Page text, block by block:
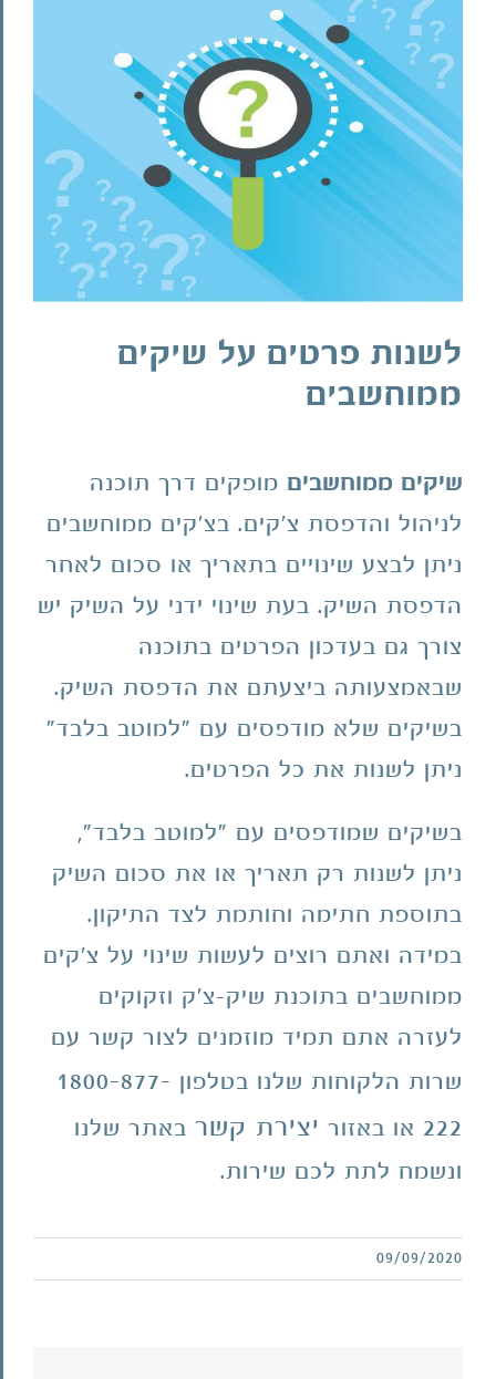
בתמונה
מוגדלת
לשנות פרטים על שיקים
ממוחשבים
שיקים ממוחשבים מופקים דרך תוכנה
לניהול והדפסת צ'קים. בצ'קים ממוחשבים
ניתן לבצע שינויים בתאריך או סכום לאחר
הדפסת השיק. בעת שינוי ידני על השיק יש
צורך גם בעדכון הפרטים בתוכנה
שבאמצעותה ביצעתם את הדפסת השיק.
בשיקים שלא מודפסים עם "למוטב בלבד"
ניתן לשנות את כל הפרטים.
בשיקים שמודפסים עם "למוטב בלבד",
ניתן לשנות רק תאריך או את סכום השיק
בתוספת חתימה וחותמת לצד התיקון.
במידה ואתם רוצים לעשות שינוי על צ'קים
ממוחשבים בתוכנת שיק-צ'ק וזקוקים
לעזרה אתם תמיד מוזמנים לצור קשר עם
שרות הלקוחות שלנו בטלפון 1800-877-
222 או באזור יצירת קשר באתר שלנו
ונשמח לתת לכם שירות.
09/09/2020